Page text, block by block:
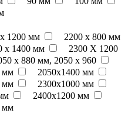
1200 мм
2200 x 800 мм
х 1400 мм
2300 Х 1200
х 880 мм, 2050 х 960
мм
2050х1400 мм
мм
2300х1000 мм
2400х1200 мм
мм